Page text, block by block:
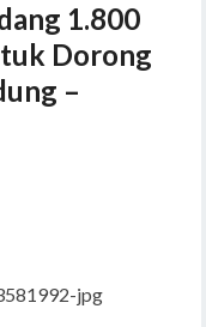
1.800
Dorong
–